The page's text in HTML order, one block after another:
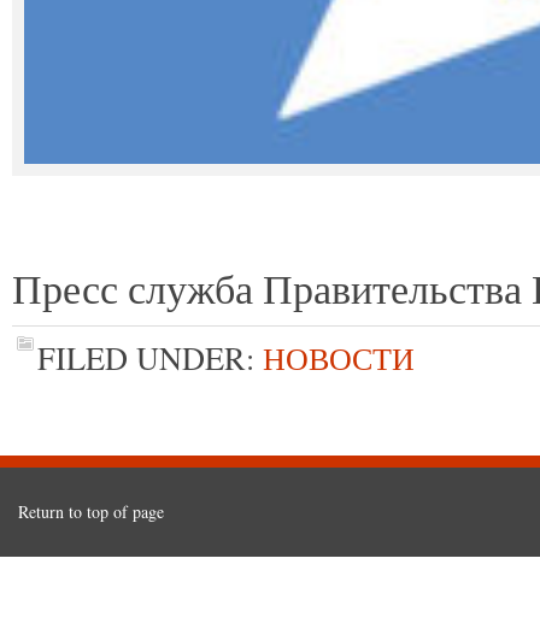
Пресс служба Правительства
FILED UNDER: НОВОСТИ
Return to top of page